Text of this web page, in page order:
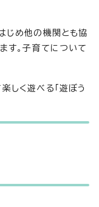
じめ他の機関とも協
す。子育てについて
しく遊べる「遊ぼう